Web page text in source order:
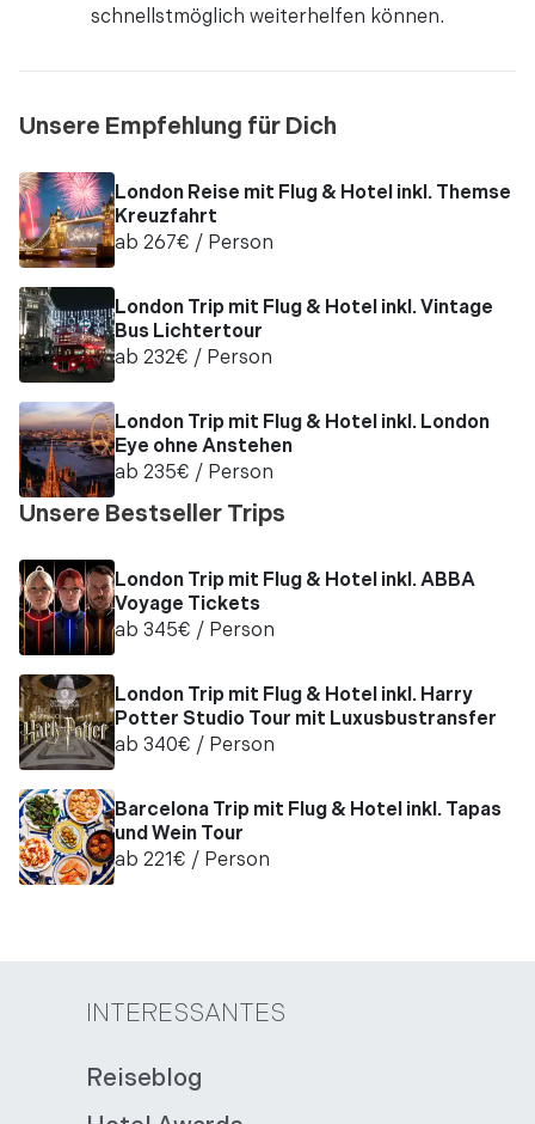
schnellstmöglich weiterhelfen können.
Unsere Empfehlung für Dich
London Reise mit Flug & Hotel inkl. Themse
Kreuzfahrt
ab 267€ / Person
London Trip mit Flug & Hotel inkl. Vintage
Bus Lichtertour
ab 232€ / Person
London Trip mit Flug & Hotel inkl. London
Eye ohne Anstehen
ab 235€ / Person
Unsere Bestseller Trips
London Trip mit Flug & Hotel inkl. ABBA
Voyage Tickets
ab 345€ / Person
London Trip mit Flug & Hotel inkl. Harry
Potter Studio Tour mit Luxusbustransfer
ab 340€ / Person
Barcelona Trip mit Flug & Hotel inkl. Tapas
und Wein Tour
ab 221€ / Person
INTERESSANTES
Reiseblog